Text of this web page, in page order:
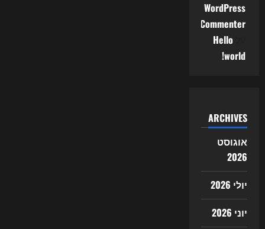
WordPress
Commenter
Hello
world!
ARCHIVES
אוגוסט
2026
יולי 2026
יוני 2026